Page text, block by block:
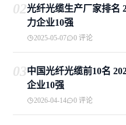
02光纤光缆生产厂家排名
力企业10强
2025-05-07 0 评论
03中国光纤光缆前10名
企业10强
2026-04-14 0 评论